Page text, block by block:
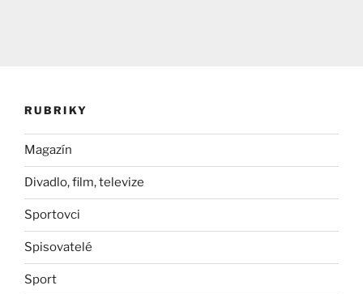
RUBRIKY
Magazín
Divadlo, film, televize
Sportovci
Spisovatelé
Sport